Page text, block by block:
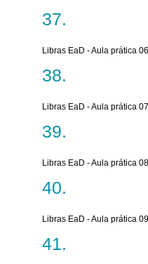
Libras EaD - Aula prática
Libras EaD - Aula prática
Libras EaD - Aula prática
Libras EaD - Aula prática